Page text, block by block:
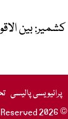
کشمیر: بین
پرائیویسی پالیسی
© 2026 WE News. All Rights Reserved